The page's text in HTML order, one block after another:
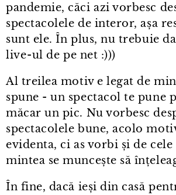
pandemie, căci azi vorbesc
spectacolele de interor, așa
sunt ele. În plus, nu trebuie
live⁠-⁠ul de pe net :)))
Al treilea motiv e legat de
spune - un spectacol te pune
măcar un pic. Nu vorbesc
spectacolele bune, acolo
evidenta, ci as vorbi și de
mintea se muncește să
În fine, dacă ieși din casă